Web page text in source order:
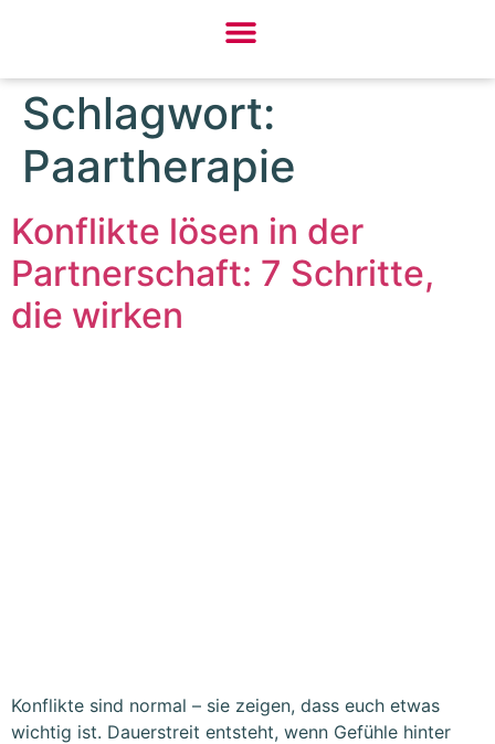
Schlagwort:
Paartherapie
Konflikte lösen in der
Partnerschaft: 7 Schritte,
die wirken
Konflikte sind normal – sie zeigen, dass euch etwas
wichtig ist. Dauerstreit entsteht, wenn Gefühle hinter